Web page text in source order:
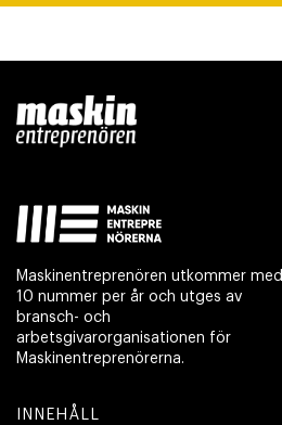
Maskinentreprenören utkommer med
10 nummer per år och utges av
bransch- och
arbetsgivarorganisationen för
Maskinentreprenörerna.
INNEHÅLL